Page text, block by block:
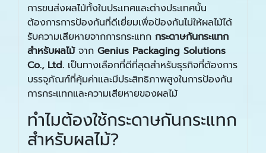
การขนส่งผลไม้ทั้งในประเทศและต่างประเทศนั้น
ต้องการการป้องกันที่ดีเยี่ยมเพื่อป้องกันไม่ให้ผลไม้ได้
รับความเสียหายจากการกระแทก กระดาษกันกระแทก
สำหรับผลไม้จาก Genius Packaging Solutions
Co., Ltd. เป็นทางเลือกที่ดีที่สุดสำหรับธุรกิจที่ต้องการ
บรรจุภัณฑ์ที่คุ้มค่าและมีประสิทธิภาพสูงในการป้องกัน
การกระแทกและความเสียหายของผลไม้
ทำไมต้องใช้กระดาษกันกระแทก
สำหรับผลไม้?